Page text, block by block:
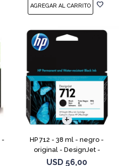
-
HP 712 - 38 ml - negro -
original - DesignJet -
cartucho de tinta - para
USD 56,00